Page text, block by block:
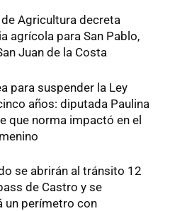
Agricultura decreta
agrícola para San Pablo,
Juan de la Costa
para suspender la Ley
años: diputada Paulina
que norma impactó en el
se abrirán al tránsito 12
de Castro y se
un perímetro con